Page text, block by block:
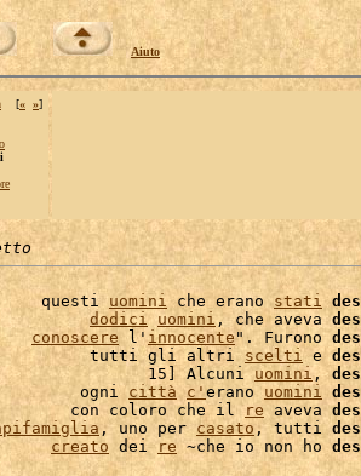
Aiuto
[« »]
questi uomini che erano stati
dodici uomini , che aveva
conoscere l' innocente". Furono
tutti gli altri scelti e
15] Alcuni uomini,
ogni città c' erano uomini
con coloro che il re aveva
, uno per casato , tutti
creato dei re ~che io non ho